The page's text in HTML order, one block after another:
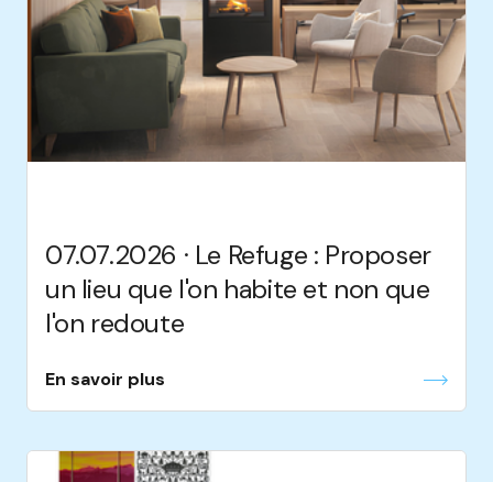
07.07.2026 · Le Refuge : Proposer
un lieu que l'on habite et non que
l'on redoute
En savoir plus